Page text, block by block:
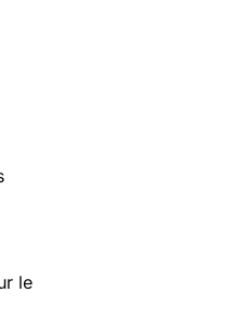
le